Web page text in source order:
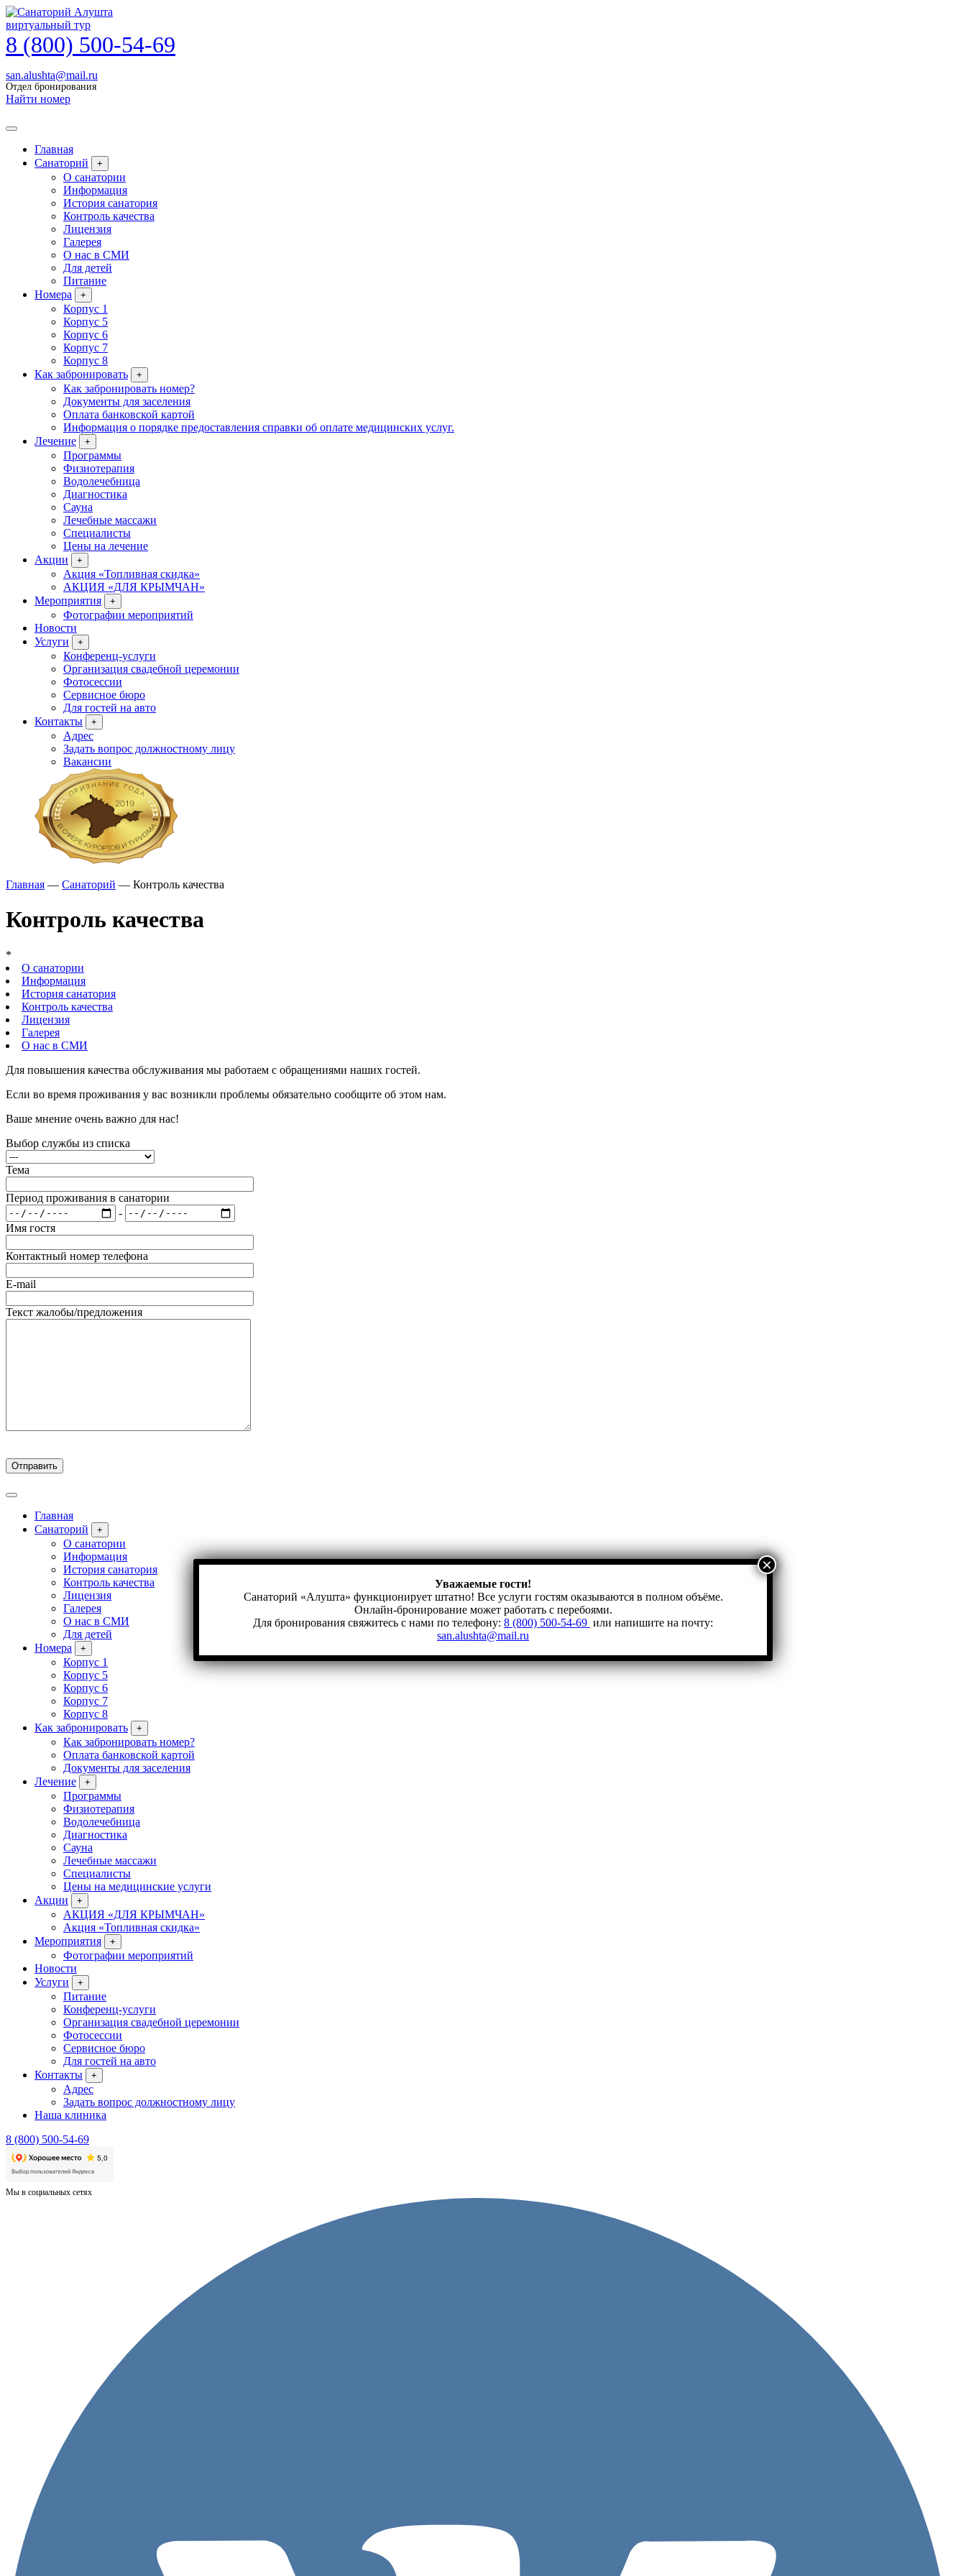
виртуальный тур
8 (800) 500-54-69
san.alushta@mail.ru
Отдел бронирования
Найти номер
Главная
Санаторий
+
О санатории
Информация
История санатория
Контроль качества
Лицензия
Галерея
О нас в СМИ
Для детей
Питание
Номера
+
Корпус 1
Корпус 5
Корпус 6
Корпус 7
Корпус 8
Как забронировать
+
Как забронировать номер?
Документы для заселения
Оплата банковской картой
Информация о порядке предоставления справки об оплате медицинских услуг.
Лечение
+
Программы
Физиотерапия
Водолечебница
Диагностика
Сауна
Лечебные массажи
Специалисты
Цены на лечение
Акции
+
Акция «Топливная скидка»
АКЦИЯ «ДЛЯ КРЫМЧАН»
Мероприятия
+
Фотографии мероприятий
Новости
Услуги
+
Конференц-услуги
Организация свадебной церемонии
Фотосессии
Сервисное бюро
Для гостей на авто
Контакты
+
Адрес
Задать вопрос должностному лицу
Вакансии
Главная — Санаторий — Контроль качества
Контроль качества
*
О санатории
Информация
История санатория
Контроль качества
Лицензия
Галерея
О нас в СМИ
Для повышения качества обслуживания мы работаем с обращениями наших гостей.
Если во время проживания у вас возникли проблемы обязательно сообщите об этом нам.
Ваше мнение очень важно для нас!
Выбор службы из списка
Тема
Период проживания в санатории
-
Имя гостя
Контактный номер телефона
E-mail
Текст жалобы/предложения
Главная
Санаторий
+
О санатории
Информация
История санатория
Контроль качества
Лицензия
Галерея
О нас в СМИ
Для детей
Номера
+
Корпус 1
Корпус 5
Корпус 6
Корпус 7
Корпус 8
Как забронировать
+
Как забронировать номер?
Оплата банковской картой
Документы для заселения
Лечение
+
Программы
Физиотерапия
Водолечебница
Диагностика
Сауна
Лечебные массажи
Специалисты
Цены на медицинские услуги
Акции
+
АКЦИЯ «ДЛЯ КРЫМЧАН»
Акция «Топливная скидка»
Мероприятия
+
Фотографии мероприятий
Новости
Услуги
+
Питание
Конференц-услуги
Организация свадебной церемонии
Фотосессии
Сервисное бюро
Для гостей на авто
Контакты
+
Адрес
Задать вопрос должностному лицу
Наша клиника
8 (800) 500-54-69
Мы в социальных сетях
Уважаемые гости!
Санаторий «Алушта» функционирует штатно! Все услуги гостям оказываются в полном объёме.
Онлайн-бронирование может работать с перебоями.
Для бронирования свяжитесь с нами по телефону: 8 (800) 500-54-69 или напишите на почту:
san.alushta@mail.ru
×